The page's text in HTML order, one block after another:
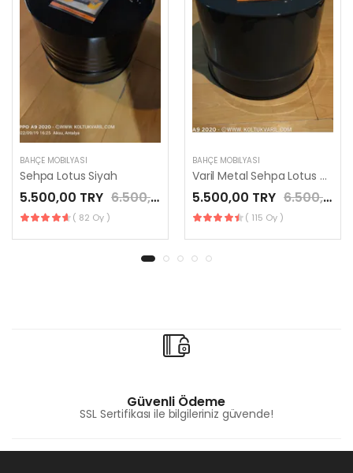
BAHÇE MOBILYASI
Sehpa Lotus Siyah
5.500,00 TRY 6.500,00 TRY
( 82 Oy )
BAHÇE MOBILYASI
Varil Metal Sehpa Lotus antrasit
5.500,00 TRY 6.500,00 TRY
( 115 Oy )
Güvenli Ödeme
SSL Sertifikası ile bilgileriniz güvende!